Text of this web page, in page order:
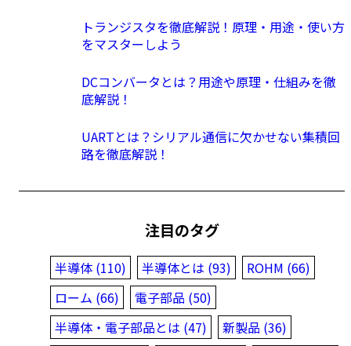
トランジスタを徹底解説！原理・用途・使い方
をマスターしよう
DCコンバータとは？用途や原理・仕組みを徹
底解説！
UARTとは？シリアル通信に欠かせない集積回
路を徹底解説！
注目のタグ
半導体 (110) 半導体とは (93)
ROHM (66)
ローム (66)
電子部品 (50)
半導体・電子部品とは (47)
新製品 (36)